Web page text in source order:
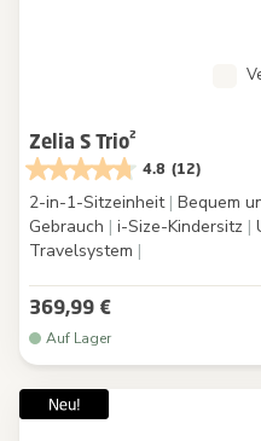
Zelia S Trio²
4.8 (12)
2-in-1-Sitzeinheit | Bequem
Gebrauch | i-Size-Kindersitz |
Travelsystem |
369,99 €
Auf Lager